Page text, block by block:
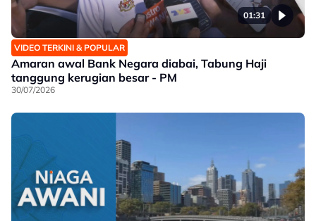
01:31
VIDEO TERKINI & POPULAR
Amaran awal Bank Negara diabai, Tabung Haji
tanggung kerugian besar - PM
30/07/2026